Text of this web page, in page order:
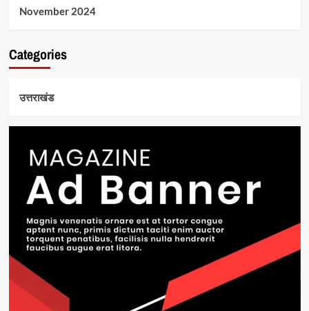
November 2024
Categories
उत्तराखंड